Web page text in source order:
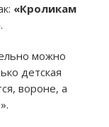
«Кроликам
.
можно
детская
вороне, а